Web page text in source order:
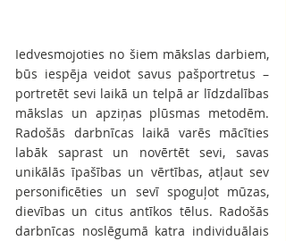
Iedvesmojoties no šiem mākslas darbiem,
būs iespēja veidot savus pašportretus –
portretēt sevi laikā un telpā ar līdzdalības
mākslas un apziņas plūsmas metodēm.
Radošās darbnīcas laikā varēs mācīties
labāk saprast un novērtēt sevi, savas
unikālās īpašības un vērtības, atļaut sev
personificēties un sevī spoguļot mūzas,
dievības un citus antīkos tēlus. Radošās
darbnīcas noslēgumā katra individuālais